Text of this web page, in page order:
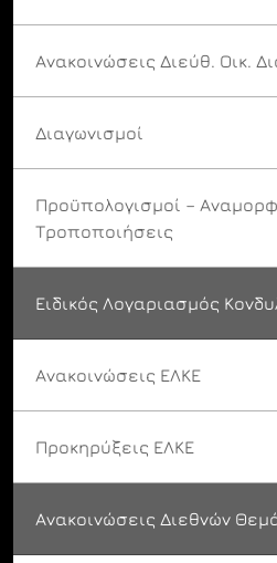
Ανακοινώσεις Διεύθ. Οικ.
Διαγωνισμοί
Προϋπολογισμοί –
Τροποποιήσεις
Ειδικός Λογαριασμός
Ανακοινώσεις ΕΛΚΕ
Προκηρύξεις ΕΛΚΕ
Ανακοινώσεις Διεθνών